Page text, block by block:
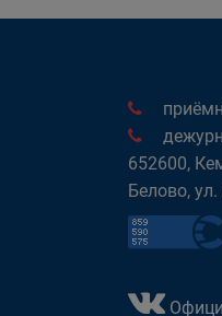
652600,
Белово, ул.